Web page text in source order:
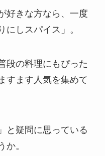
好きな方なら、一度
にしスパイス」。
段の料理にもぴった
すます人気を集めて
と疑問に思っている
か。